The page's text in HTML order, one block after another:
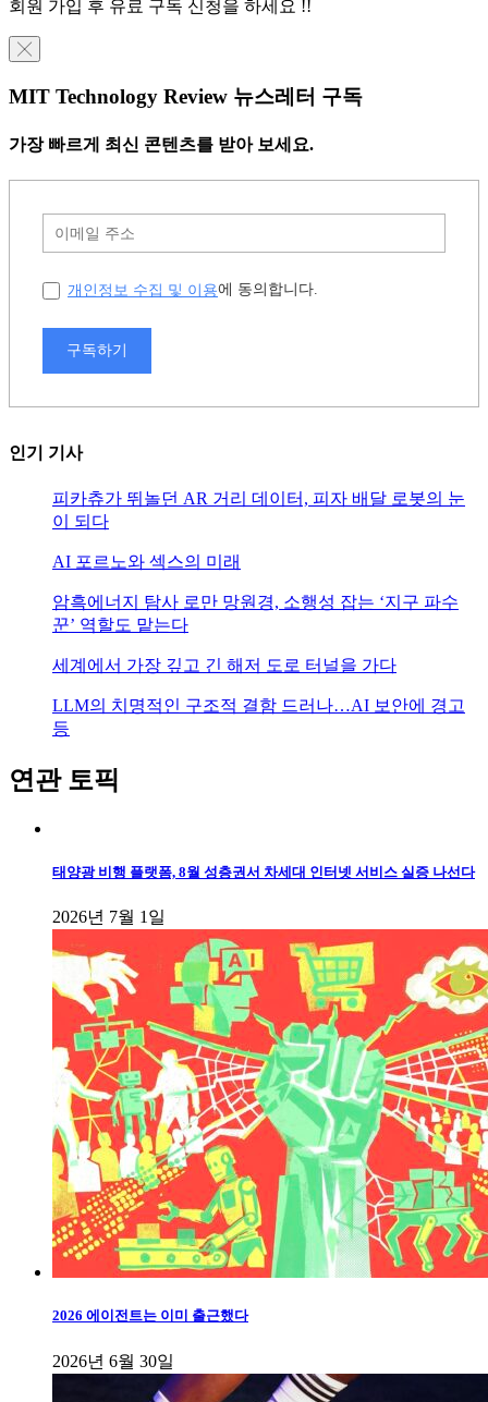
회원 가입 후 유료 구독 신청을 하세요 !!
╳
MIT Technology Review 뉴스레터 구독
가장 빠르게 최신 콘텐츠를 받아 보세요.
개인정보 수집 및 이용에 동의합니다.
구독하기
인기 기사
피카츄가 뛰놀던 AR 거리 데이터, 피자 배달 로봇의 눈
이 되다
AI 포르노와 섹스의 미래
암흑에너지 탐사 로만 망원경, 소행성 잡는 ‘지구 파수
꾼’ 역할도 맡는다
세계에서 가장 깊고 긴 해저 도로 터널을 가다
LLM의 치명적인 구조적 결함 드러나…AI 보안에 경고
등
연관 토픽
태양광 비행 플랫폼, 8월 성층권서 차세대 인터넷 서비스 실증 나선다
2026년 7월 1일
2026 에이전트는 이미 출근했다
2026년 6월 30일